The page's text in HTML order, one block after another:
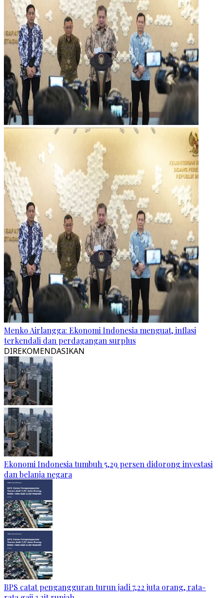
Menko Airlangga: Ekonomi Indonesia menguat, inflasi
terkendali dan perdagangan surplus
DIREKOMENDASIKAN
Ekonomi Indonesia tumbuh 5,29 persen didorong investasi
dan belanja negara
BPS catat pengangguran turun jadi 7,22 juta orang, rata-